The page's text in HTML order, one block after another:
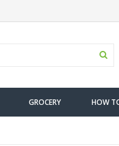
GROCERY HOW